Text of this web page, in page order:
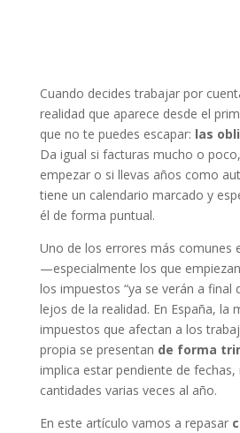
Cuando decides trabajar por
realidad que aparece desde el
que no te puedes escapar: las
Da igual si facturas mucho o
empezar o si llevas años como
tiene un calendario marcado y
él de forma puntual.
Uno de los errores más comunes
—especialmente los que
los impuestos “ya se verán a final
lejos de la realidad. En España, la
impuestos que afectan a los
propia se presentan de forma
implica estar pendiente de
cantidades varias veces al año.
En este artículo vamos a repasar